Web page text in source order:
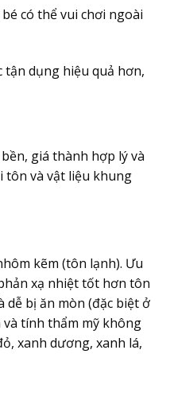
có thể vui chơi ngoài
tận dụng hiệu quả hơn,
giá thành hợp lý và
tôn và vật liệu khung
kẽm (tôn lạnh). Ưu
xạ nhiệt tốt hơn tôn
bị ăn mòn (đặc biệt ở
và tính thẩm mỹ không
xanh dương, xanh lá,